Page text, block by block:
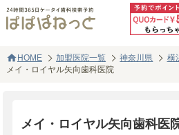
home HOME 加盟医院一覧 神奈川県
横
メイ・ロイヤル矢向歯科医院
メイ・ロイヤル矢向歯科医